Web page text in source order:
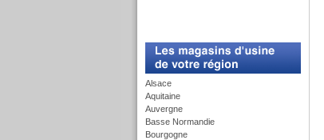
Alsace
Aquitaine
Auvergne
Basse Normandie
Bourgogne